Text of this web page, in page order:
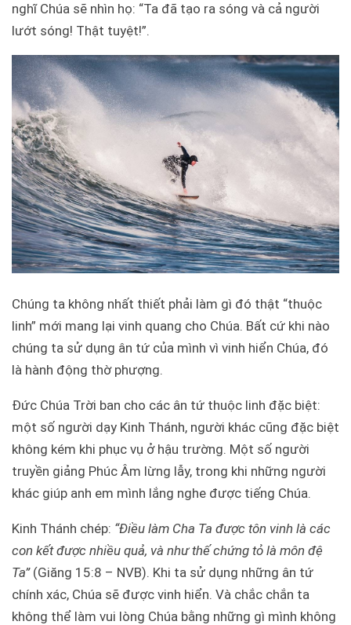
nghĩ Chúa sẽ nhìn họ: “Ta đã tạo ra sóng và cả người
lướt sóng! Thật tuyệt!”.
Chúng ta không nhất thiết phải làm gì đó thật “thuộc
linh” mới mang lại vinh quang cho Chúa. Bất cứ khi nào
chúng ta sử dụng ân tứ của mình vì vinh hiển Chúa, đó
là hành động thờ phượng.
Đức Chúa Trời ban cho các ân tứ thuộc linh đặc biệt:
một số người dạy Kinh Thánh, người khác cũng đặc biệt
không kém khi phục vụ ở hậu trường. Một số người
truyền giảng Phúc Âm lừng lẫy, trong khi những người
khác giúp anh em mình lắng nghe được tiếng Chúa.
Kinh Thánh chép: “Điều làm Cha Ta được tôn vinh là các
con kết được nhiều quả, và như thế chứng tỏ là môn đệ
Ta”(Giăng 15:8 – NVB). Khi ta sử dụng những ân tứ
chính xác, Chúa sẽ được vinh hiển. Và chắc chắn ta
không thể làm vui lòng Chúa bằng những gì mình không